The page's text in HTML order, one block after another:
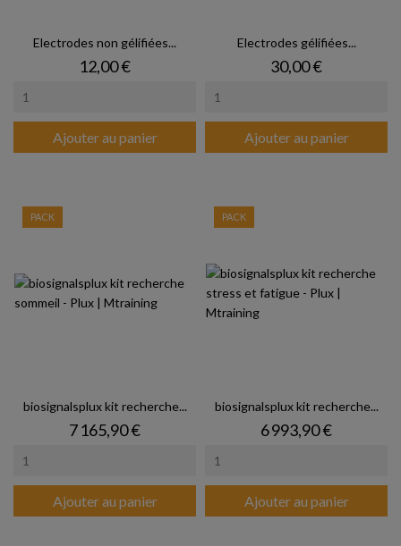
Electrodes non gélifiées...
Prix
12,00 €
Ajouter au panier
Electrodes gélifiées...
Prix
30,00 €
Ajouter au panier
biosignalsplux kit recherche...
Prix
7 165,90 €
Ajouter au panier
PACK
biosignalsplux kit recherche...
Prix
6 993,90 €
Ajouter au panier
PACK